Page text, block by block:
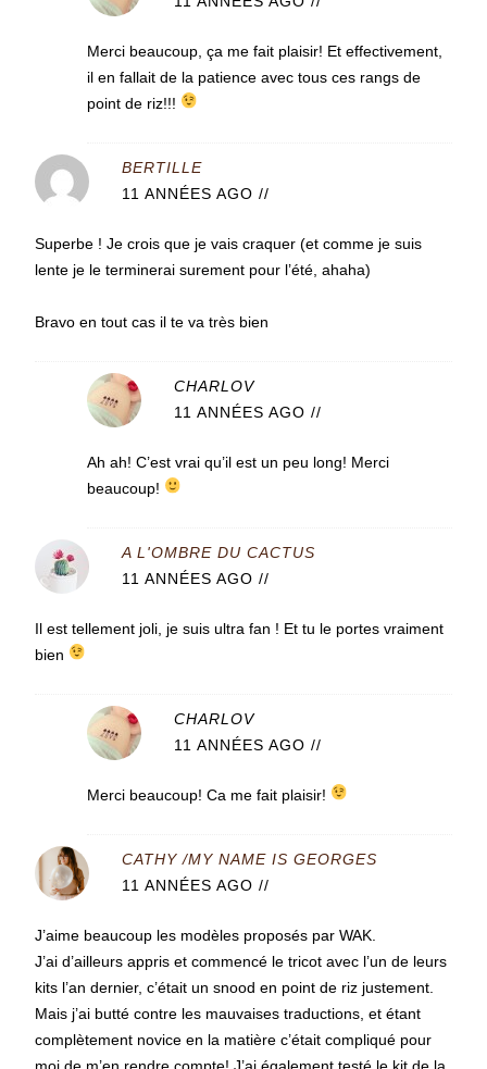
Merci beaucoup, ça me fait plaisir! Et effectivement,
il en fallait de la patience avec tous ces rangs de
point de riz!!!
BERTILLE
11 ANNÉES AGO //
Superbe ! Je crois que je vais craquer (et comme je suis
lente je le terminerai surement pour l’été, ahaha)
Bravo en tout cas il te va très bien
CHARLOV
11 ANNÉES AGO //
Ah ah! C’est vrai qu’il est un peu long! Merci
beaucoup!
A L'OMBRE DU CACTUS
11 ANNÉES AGO //
Il est tellement joli, je suis ultra fan ! Et tu le portes vraiment
bien
CHARLOV
11 ANNÉES AGO //
Merci beaucoup! Ca me fait plaisir!
CATHY /MY NAME IS GEORGES
11 ANNÉES AGO //
J’aime beaucoup les modèles proposés par WAK.
J’ai d’ailleurs appris et commencé le tricot avec l’un de leurs
kits l’an dernier, c’était un snood en point de riz justement.
Mais j’ai butté contre les mauvaises traductions, et étant
complètement novice en la matière c’était compliqué pour
moi de m’en rendre compte! J’ai également testé le kit de la